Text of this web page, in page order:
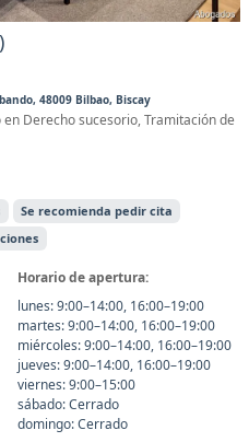
48009 Bilbao, Biscay
Derecho sucesorio, Tramitación de
Se recomienda pedir cita
Horario de apertura:
lunes: 9:00–14:00, 16:00–19:00
martes: 9:00–14:00, 16:00–19:00
miércoles: 9:00–14:00, 16:00–19:00
jueves: 9:00–14:00, 16:00–19:00
viernes: 9:00–15:00
sábado: Cerrado
domingo: Cerrado